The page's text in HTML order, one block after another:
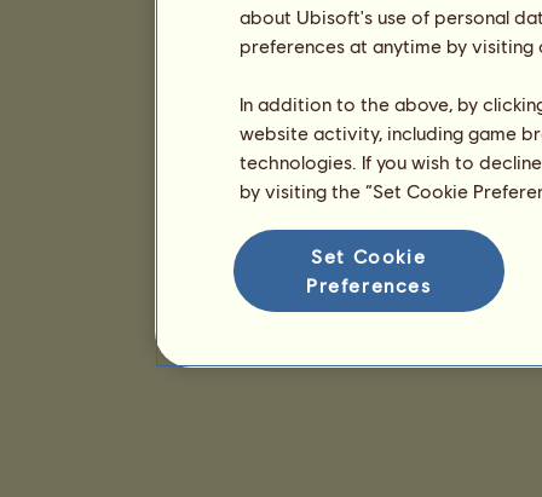
about Ubisoft's use of personal
preferences at anytime by
In addition to the above, by
website activity, including game
technologies. If you wish to
by visiting the “Set Cookie
Set Cookie
Preferences